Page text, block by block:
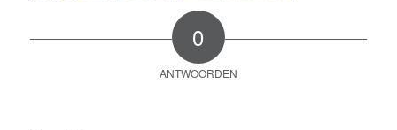
0
ANTWOORDEN